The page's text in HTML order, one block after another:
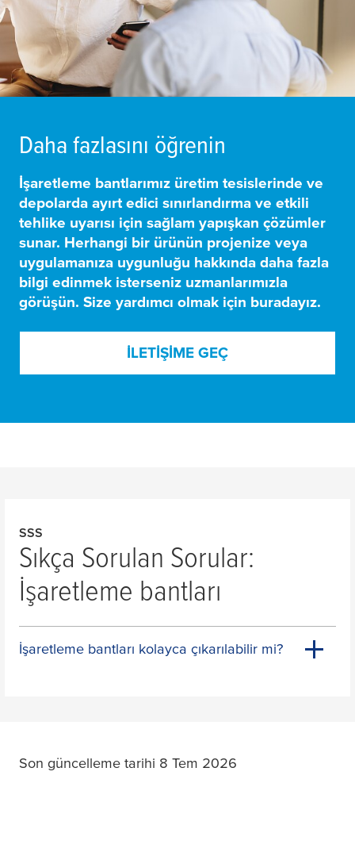
Daha fazlasını öğrenin
İşaretleme bantlarımız üretim tesislerinde ve
depolarda ayırt edici sınırlandırma ve etkili
tehlike uyarısı için sağlam yapışkan çözümler
sunar. Herhangi bir ürünün projenize veya
uygulamanıza uygunluğu hakkında daha fazla
bilgi edinmek isterseniz uzmanlarımızla
görüşün. Size yardımcı olmak için buradayız.
İLETIŞIME GEÇ
SSS
Sıkça Sorulan Sorular:
İşaretleme bantları
İşaretleme bantları kolayca çıkarılabilir mi?
Son güncelleme tarihi 8 Tem 2026